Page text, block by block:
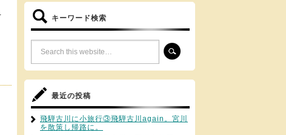
キーワード検索
最近の投稿
飛騨古川に小旅行③飛騨古川again。宮川
を散策し帰路に。